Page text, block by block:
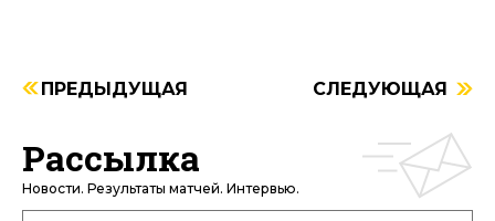
ПРЕДЫДУЩАЯ СЛЕДУЮЩАЯ
Рассылка
Новости. Результаты матчей. Интервью.